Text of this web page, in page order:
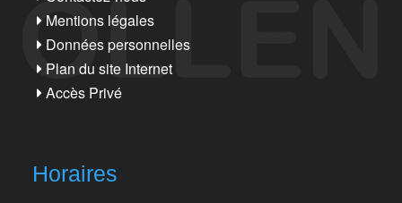
Mentions légales
Données personnelles
Plan du site Internet
Accès Privé
Horaires